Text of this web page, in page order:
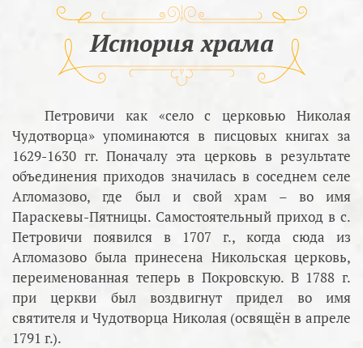
История храма
Петровичи как «село с церковью Николая
Чудотворца» упоминаются в писцовых книгах за
1629-1630 гг. Поначалу эта церковь в результате
объединения приходов значилась в соседнем селе
Агломазово, где был и свой храм – во имя
Параскевы-Пятницы. Самостоятельный приход в с.
Петровичи появился в 1707 г., когда сюда из
Агломазово была принесена Никольская церковь,
переименованная теперь в Покровскую. В 1788 г.
при церкви был воздвигнут придел во имя
святителя и Чудотворца Николая (освящён в апреле
1791 г.).